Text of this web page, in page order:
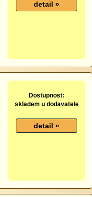
Dostupnost:
skladem u dodavatele